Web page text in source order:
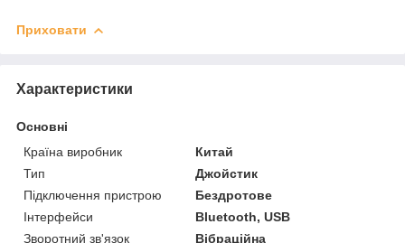
Приховати
Характеристики
Основні
Країна виробник
Китай
Тип
Джойстик
Підключення пристрою
Бездротове
Інтерфейси
Bluetooth, USB
Зворотний зв'язок
Вібраційна